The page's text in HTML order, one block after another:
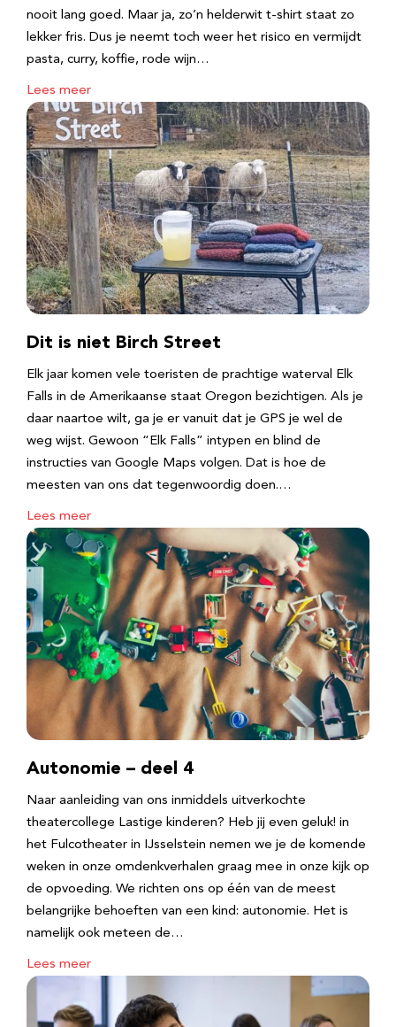
nooit lang goed. Maar ja, zo’n helderwit t-shirt staat zo
lekker fris. Dus je neemt toch weer het risico en vermijdt
pasta, curry, koffie, rode wijn…
Lees meer
Dit is niet Birch Street
Elk jaar komen vele toeristen de prachtige waterval Elk
Falls in de Amerikaanse staat Oregon bezichtigen. Als je
daar naartoe wilt, ga je er vanuit dat je GPS je wel de
weg wijst. Gewoon “Elk Falls” intypen en blind de
instructies van Google Maps volgen. Dat is hoe de
meesten van ons dat tegenwoordig doen.…
Lees meer
Autonomie – deel 4
Naar aanleiding van ons inmiddels uitverkochte
theatercollege Lastige kinderen? Heb jij even geluk! in
het Fulcotheater in IJsselstein nemen we je de komende
weken in onze omdenkverhalen graag mee in onze kijk op
de opvoeding. We richten ons op één van de meest
belangrijke behoeften van een kind: autonomie. Het is
namelijk ook meteen de…
Lees meer